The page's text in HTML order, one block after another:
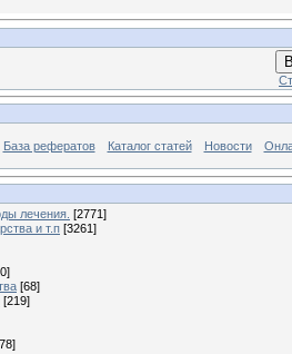
База рефератов Каталог статей Новости
лечения. [2771]
и т.п [3261]
[68]
[219]